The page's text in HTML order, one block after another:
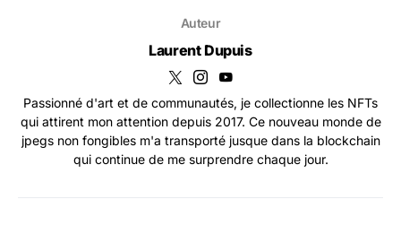
Auteur
Laurent Dupuis
Passionné d'art et de communautés, je collectionne les NFTs
qui attirent mon attention depuis 2017. Ce nouveau monde de
jpegs non fongibles m'a transporté jusque dans la blockchain
qui continue de me surprendre chaque jour.